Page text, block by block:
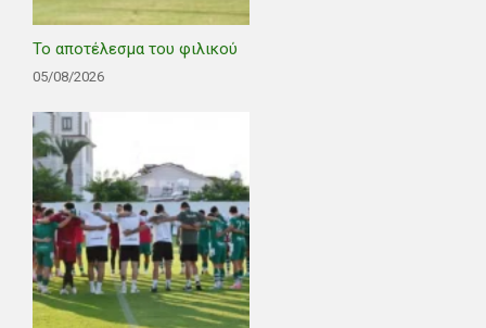
Το αποτέλεσμα του φιλικού
05/08/2026